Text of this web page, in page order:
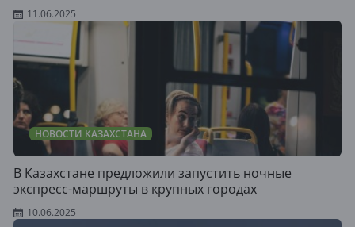
11.06.2025
НОВОСТИ КАЗАХСТАНА
В Казахстане предложили запустить ночные
экспресс-маршруты в крупных городах
10.06.2025